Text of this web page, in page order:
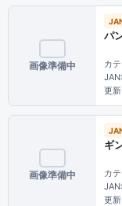
画像準備中
パ
カ
更
画像準備中
ギ
カ
更